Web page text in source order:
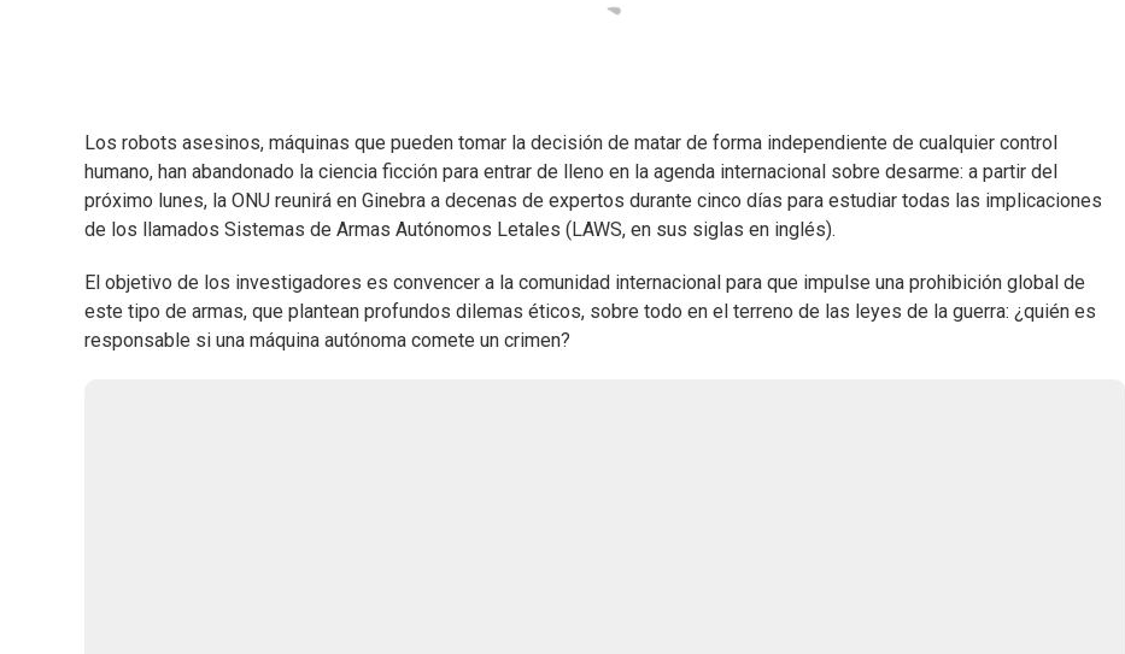
Los robots asesinos, máquinas que pueden tomar la decisión de matar de forma independiente de cualquier control
humano, han abandonado la ciencia ficción para entrar de lleno en la agenda internacional sobre desarme: a partir del
próximo lunes, la ONU reunirá en Ginebra a decenas de expertos durante cinco días para estudiar todas las implicaciones
de los llamados Sistemas de Armas Autónomos Letales (LAWS, en sus siglas en inglés).
El objetivo de los investigadores es convencer a la comunidad internacional para que impulse una prohibición global de
este tipo de armas, que plantean profundos dilemas éticos, sobre todo en el terreno de las leyes de la guerra: ¿quién es
responsable si una máquina autónoma comete un crimen?